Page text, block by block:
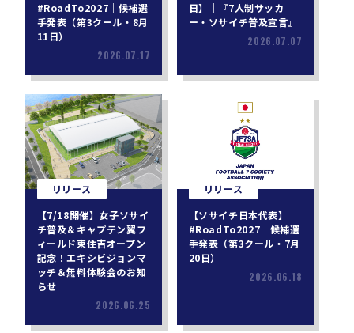
#RoadTo2027｜候補選
手発表（第3クール・8月
11日）
2026.07.17
日】｜『7人制サッカ
ー・ソサイチ普及宣言』
2026.07.07
リリース
【7/18開催】女子ソサイ
チ普及＆キャプテン翼フ
ィールド東住吉オープン
記念！エキシビジョンマ
ッチ＆無料体験会のお知
らせ
2026.06.25
リリース
【ソサイチ日本代表】
#RoadTo2027｜候補選
手発表（第3クール・7月
20日）
2026.06.18